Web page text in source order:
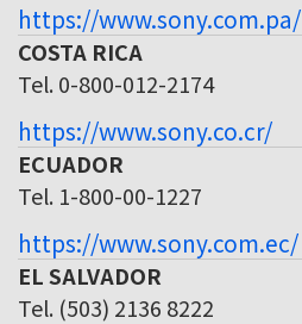
https://www.sony.com.pa/
COSTA RICA
Tel. 0-800-012-2174
https://www.sony.co.cr/
ECUADOR
Tel. 1-800-00-1227
https://www.sony.com.ec/
EL SALVADOR
Tel. (503) 2136 8222